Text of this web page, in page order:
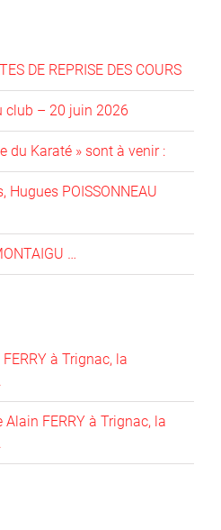
DE REPRISE DES COURS
club – 20 juin 2026
du Karaté » sont à venir :
Hugues POISSONNEAU
…
à Trignac, la
Alain FERRY à Trignac, la